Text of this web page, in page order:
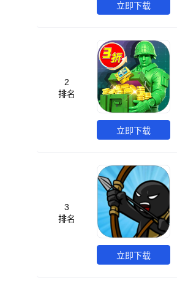
立即下载
2
排名
立即下载
3
排名
立即下载